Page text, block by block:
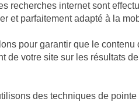
recherches internet sont
et parfaitement adapté à la
pour garantir que le contenu
votre site sur les résultats
des techniques de